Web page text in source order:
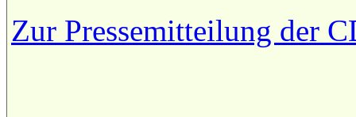
Zur Pressemitteilung der